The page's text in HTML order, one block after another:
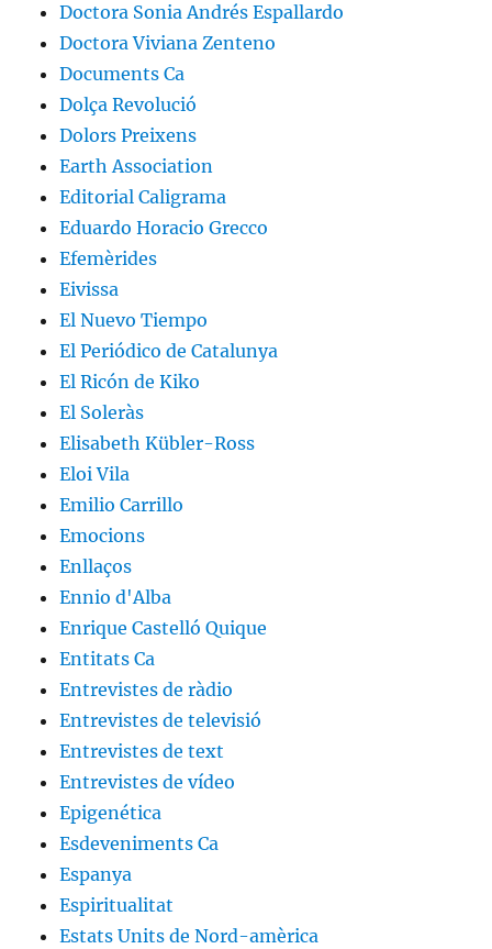
Doctora Sonia Andrés Espallardo
Doctora Viviana Zenteno
Documents Ca
Dolça Revolució
Dolors Preixens
Earth Association
Editorial Caligrama
Eduardo Horacio Grecco
Efemèrides
Eivissa
El Nuevo Tiempo
El Periódico de Catalunya
El Ricón de Kiko
El Soleràs
Elisabeth Kübler-Ross
Eloi Vila
Emilio Carrillo
Emocions
Enllaços
Ennio d'Alba
Enrique Castelló Quique
Entitats Ca
Entrevistes de ràdio
Entrevistes de televisió
Entrevistes de text
Entrevistes de vídeo
Epigenética
Esdeveniments Ca
Espanya
Espiritualitat
Estats Units de Nord-amèrica